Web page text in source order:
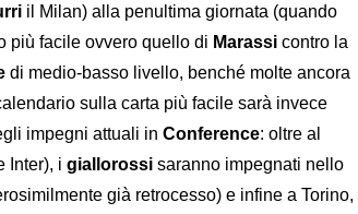
il Milan) alla penultima giornata (quando
più facile ovvero quello di Marassi contro la
di medio-basso livello, benché molte ancora
sulla carta più facile sarà invece
impegni attuali in Conference: oltre al
Inter), i giallorossi saranno impegnati nello
già retrocesso) e infine a Torino,